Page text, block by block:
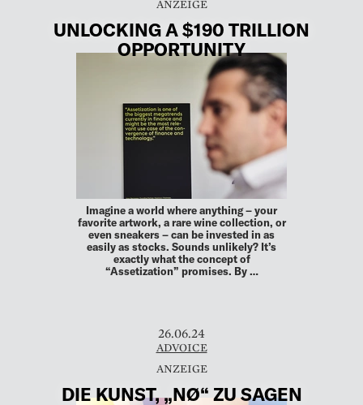
UNLOCKING A $190 TRILLION
OPPORTUNITY
Imagine a world where anything – your
favorite artwork, a rare wine collection, or
even sneakers – can be invested in as
easily as stocks. Sounds unlikely? It’s
exactly what the concept of
“Assetization” promises. By …
26.06.24
ADVOICE
DIE KUNST, „NØ“ ZU SAGEN